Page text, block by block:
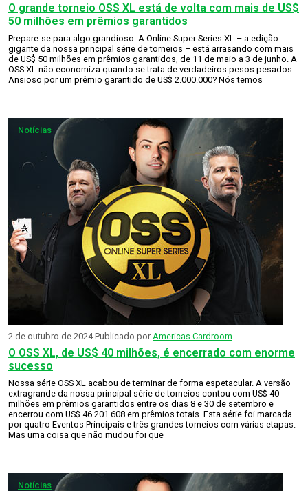
O grande torneio OSS XL está de volta com mais de US$
50 milhões em prêmios garantidos
Prepare-se para algo grandioso. A Online Super Series XL – a edição
gigante da nossa principal série de torneios – está arrasando com mais
de US$ 50 milhões em prêmios garantidos, de 11 de maio a 3 de junho. A
OSS XL não economiza quando se trata de verdadeiros pesos pesados.
Ansioso por um prêmio garantido de US$ 2.000.000? Nós temos
Notícias
O OSS XL, de US$ 40 milhões, é encerrado com enorme
sucesso
2 de outubro de 2024Publicado por Americas Cardroom
Nossa série OSS XL acabou de terminar de forma espetacular. A versão
extragrande da nossa principal série de torneios contou com US$ 40
milhões em prêmios garantidos entre os dias 8 e 30 de setembro e
encerrou com US$ 46.201.608 em prêmios totais. Esta série foi marcada
por quatro Eventos Principais e três grandes torneios com várias etapas.
Mas uma coisa que não mudou foi que
Notícias